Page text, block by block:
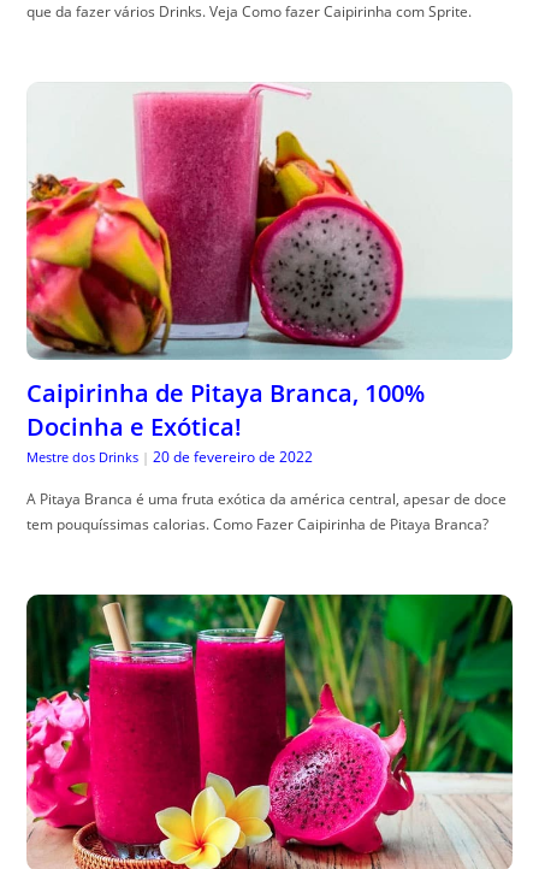
que da fazer vários Drinks. Veja Como fazer Caipirinha com Sprite.
Caipirinha de Pitaya Branca, 100%
Docinha e Exótica!
Mestre dos Drinks | 20 de fevereiro de 2022
A Pitaya Branca é uma fruta exótica da américa central, apesar de doce
tem pouquíssimas calorias. Como Fazer Caipirinha de Pitaya Branca?